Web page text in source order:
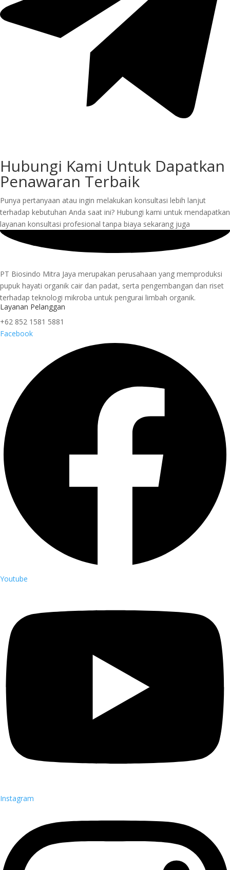
Hubungi Kami Untuk Dapatkan
Penawaran Terbaik
Punya pertanyaan atau ingin melakukan konsultasi lebih lanjut
terhadap kebutuhan Anda saat ini? Hubungi kami untuk mendapatkan
layanan konsultasi profesional tanpa biaya sekarang juga
PT Biosindo Mitra Jaya merupakan perusahaan yang memproduksi
pupuk hayati organik cair dan padat, serta pengembangan dan riset
terhadap teknologi mikroba untuk pengurai limbah organik.
Layanan Pelanggan
+62 852 1581 5881
Facebook
Youtube
Instagram